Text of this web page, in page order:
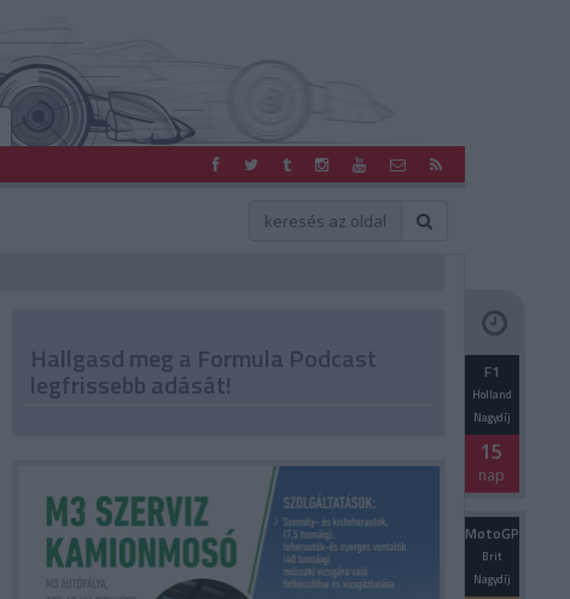
Hallgasd meg a Formula Podcast
legfrissebb adását! F1
Holland
Nagydíj
15
nap
MotoGP
Brit
Nagydíj